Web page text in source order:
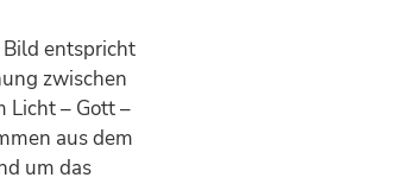
entspricht
zwischen
Licht – Gott –
aus dem
um das